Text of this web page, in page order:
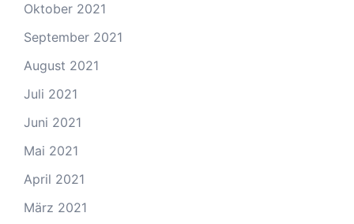
Oktober 2021
September 2021
August 2021
Juli 2021
Juni 2021
Mai 2021
April 2021
März 2021